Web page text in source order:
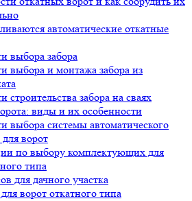
автоматические откатные
выбора забора
выбора и монтажа забора из
строительства забора на сваях
виды и их особенности
выбора системы автоматического
ворот
по выбору комплектующих для
типа
для дачного участка
ворот откатного типа